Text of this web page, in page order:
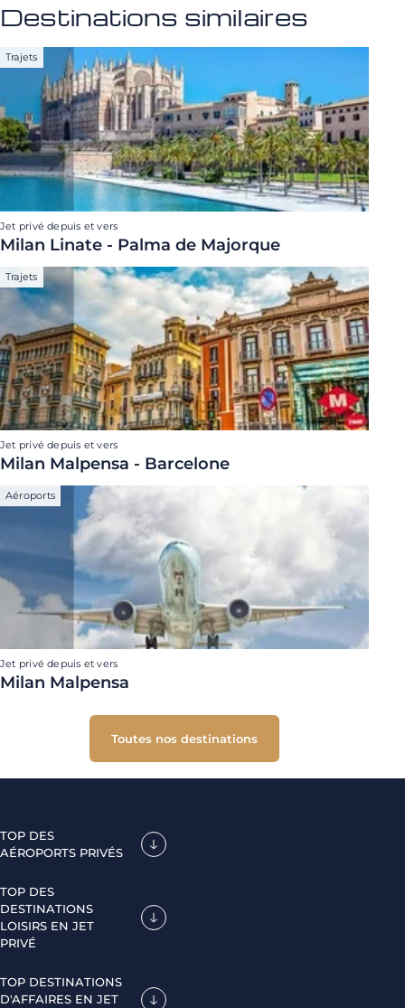
Destinations similaires
Trajets
Jet privé depuis et vers
Milan Linate - Palma de Majorque
Trajets
Jet privé depuis et vers
Milan Malpensa - Barcelone
Aéroports
Jet privé depuis et vers
Milan Malpensa
Toutes nos destinations
TOP DES
AÉROPORTS PRIVÉS
TOP DES
DESTINATIONS
LOISIRS EN JET
PRIVÉ
TOP DESTINATIONS
D'AFFAIRES EN JET